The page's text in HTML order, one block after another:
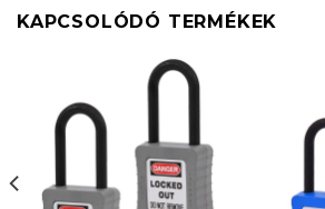
KAPCSOLÓDÓ TERMÉKEK